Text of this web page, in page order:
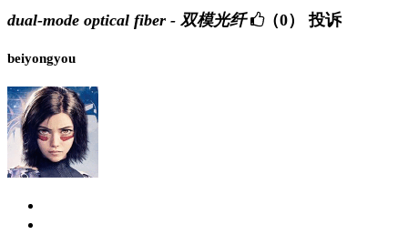
dual-mode optical fiber - 双模光纤 （0） 投诉
beiyongyou